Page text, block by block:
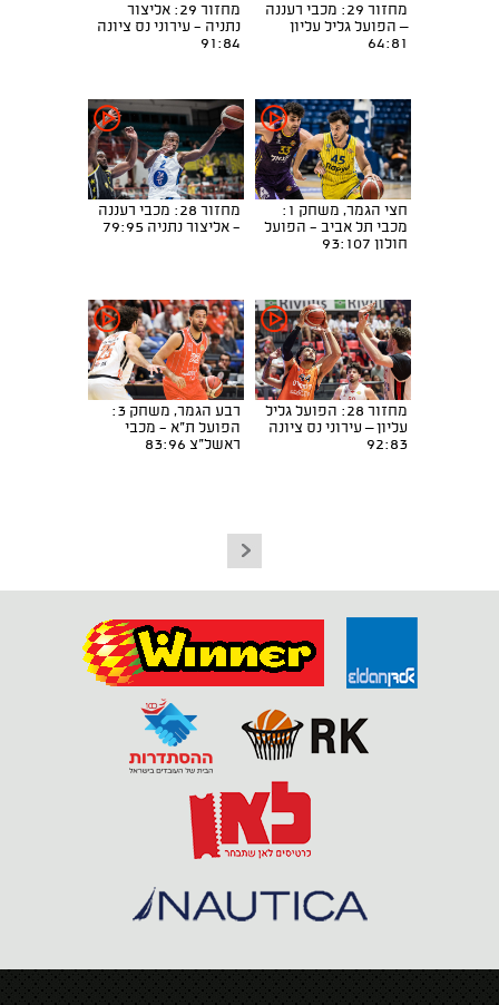
מחזור 29: מכבי רעננה
– הפועל גליל עליון
64:81
מחזור 29: אליצור
נתניה - עירוני נס ציונה
91:84
חצי הגמר, משחק 1:
מכבי תל אביב - הפועל
חולון 93:107
מחזור 28: מכבי רעננה
- אליצור נתניה 79:95
מחזור 28: הפועל גליל
עליון – עירוני נס ציונה
92:83
רבע הגמר, משחק 3:
הפועל ת"א - מכבי
ראשל"צ 83:96